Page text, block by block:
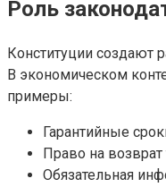
Роль
Конституции создают
В экономическом
примеры:
Гарантийные
Право на
Обязательная